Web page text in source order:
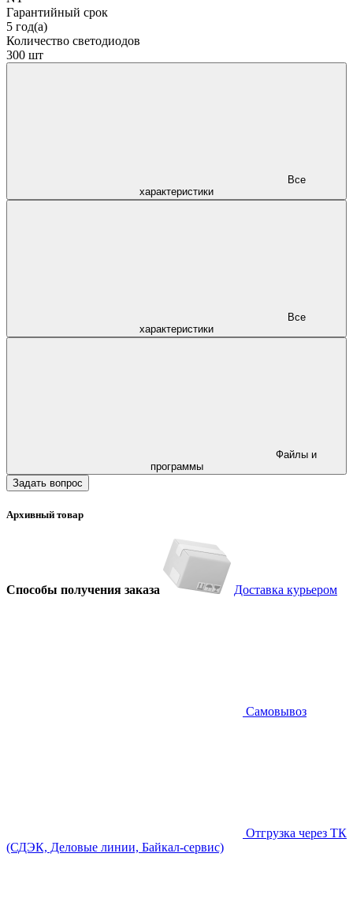
Гарантийный срок
5 год(а)
Количество светодиодов
300 шт
характеристики
характеристики
программы
Задать вопрос
Архивный товар
Способы получения заказа Доставка курьером
Самовывоз
Отгрузка через ТК
(СДЭК, Деловые линии, Байкал-сервис)